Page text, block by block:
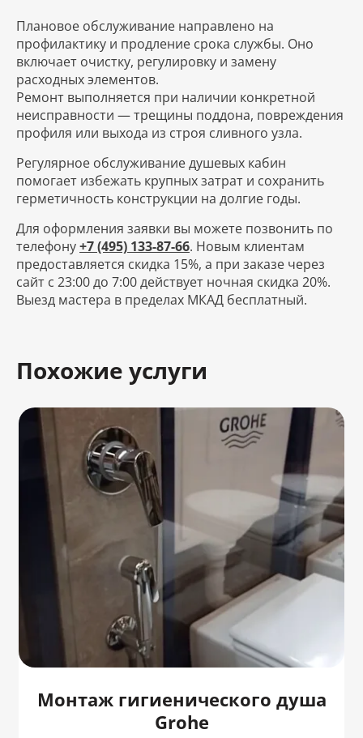
Плановое обслуживание направлено на
профилактику и продление срока службы. Оно
включает очистку, регулировку и замену
расходных элементов.
Ремонт выполняется при наличии конкретной
неисправности — трещины поддона, повреждения
профиля или выхода из строя сливного узла.
Регулярное обслуживание душевых кабин
помогает избежать крупных затрат и сохранить
герметичность конструкции на долгие годы.
Для оформления заявки вы можете позвонить по
телефону+7 (495) 133-87-66. Новым клиентам
предоставляется скидка 15%, а при заказе через
сайт с 23:00 до 7:00 действует ночная скидка 20%.
Выезд мастера в пределах МКАД бесплатный.
Похожие услуги
Монтаж гигиенического душа
Grohe